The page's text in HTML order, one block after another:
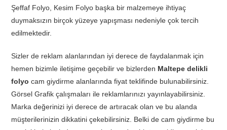
Şeffaf Folyo, Kesim Folyo başka bir malzemeye ihtiyaç
duymaksızın birçok yüzeye yapışması nedeniyle çok tercih
edilmektedir.
Sizler de reklam alanlarından iyi derece de faydalanmak için
hemen bizimle iletişime geçebilir ve bizlerden Maltepe delikli
folyo cam giydirme alanlarında fiyat teklifinde bulunabilirsiniz.
Görsel Grafik çalışmaları ile reklamlarınızı yayınlayabilirsiniz.
Marka değerinizi iyi derece de artıracak olan ve bu alanda
müşterilerinizin dikkatini çekebilirsiniz. Belki de cam giydirme bu